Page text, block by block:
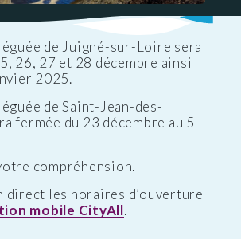
de Juigné-sur-Loire sera
26, 27 et 28 décembre ainsi
2025.
de Saint-Jean-des-
fermée du 23 décembre au 5
compréhension.
direct les horaires d’ouverture
mobile CityAll.